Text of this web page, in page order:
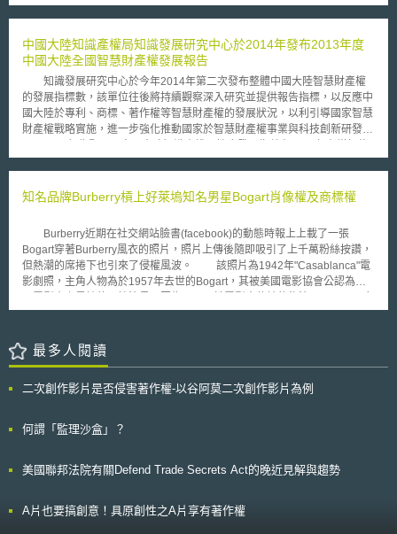
是為了盡可能擴大與歐盟公民的聯繫，但主要仍以易受YouTube吸引的年輕
域與影音分享網站日漸深化的關係，也考驗傳統媒體和政治互動的準則。
聯邦儲蓄協會若從事加密貨幣保管業務，主要注意要點包含必須制定健全的
全可靠之方式進行，包含建立適當系統以識別、衡量、監控和控制其保管服
務的風險；審核帳戶是否符合洗錢防制法令；維持適當有效之內部控制制
度；確保銀行所保管之資產與自有資產分開存放，並在共同控制的情況進行
維護，以確保資產不會被內部或外部人員損失、毀損或挪用；維護有效之資
訊安全基礎架構與控制措施，以減少駭客入侵、竊盜和詐騙；判斷是否需要
專門的查核程序；提供可靠的財務報告，以及遵守相關法律規範。 貨
幣監理局表示，加密貨幣保管服務，包含持有與加密貨幣相關連的密鑰，屬
數位化，銀行與其他服務提供商將需要利用新技術和創新方式，以滿足客戶
中國大陸知識產權局知識發展研究中心於2014年發布2013年度
中國大陸全國智慧財產權發展報告
知識發展研究中心於今年2014年第二次發布整體中國大陸智慧財產權
的發展指標數，該單位往後將持續觀察深入研究並提供報告指標，以反應中
國大陸於專利、商標、著作權等智慧財產權的發展狀況，以利引導國家智慧
財產權戰略實施，進一步強化推動國家於智慧財產權事業與科技創新研發發
勢，不論在創造、運用、保護或環境等四項發展指數上，皆有穩定成長趨
顯整體智慧財產權環境的完善。從世界排名第一的受理發明專利申請82.5萬
受理商標註冊申請共188.15萬件，以及首度突破百件著作權登記案等，顯示
出中國大陸在智慧財產權的整體保護與落實推動。 另外，中國大陸知
識產權局不斷在擴大智慧財產權的保護，由2012年至2013年共提升了
1.79，侵害假冒偽劣案件上，執法移送與審判起訴案件皆有所成長，顯示出
中國大陸對智慧財產權的保護重視與落實。尤其，在整體智慧財產權環境提
知名品牌Burberry槓上好萊塢知名男星Bogart肖像權及商標權
Burberry近期在社交網站臉書(facebook)的動態時報上上載了一張
Bogart穿著Burberry風衣的照片，照片上傳後隨即吸引了上千萬粉絲按讚，
但熱潮的席捲下也引來了侵權風波。 該照片為1942年"Casablanca"電
影劇照，主角人物為於1957年去世的Bogart，其被美國電影協會公認為美
色，不僅在電影粉絲心中留下鮮明的文化表徵(cultural icon)，更使得該張劇
的知名度以及該張電影劇照的受歡迎程度，Bogart後裔對於Burberry這樣的
使用提出了抗議。Bogart後裔要求Burberry停止使用該張劇照，否則就要提
要求後，Burberry隨即於紐約聯邦法院提出確認之訴，請求法院確認其使用
後裔隨即於加州州法院提起商標侵權訴訟，請求法院發出禁制令，停止
司取得授權而來，其主張使用該劇照主要是要描述Burberry在時尚產業的悠
Burberry的目的，所以其不認為開始用有任何侵權問題。此外，Burberry認
最多人閱讀
二次創作影片是否侵害著作權-以谷阿莫二次創作影片為例
何謂「監理沙盒」？
美國聯邦法院有關Defend Trade Secrets Act的晚近見解與趨勢
A片也要搞創意！具原創性之A片享有著作權